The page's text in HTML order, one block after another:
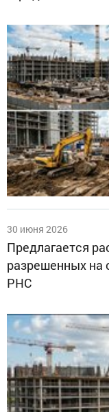
30 июня 2026
Предлагается
разрешенных на
РНС